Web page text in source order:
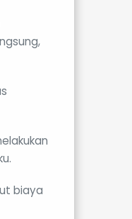
biaya